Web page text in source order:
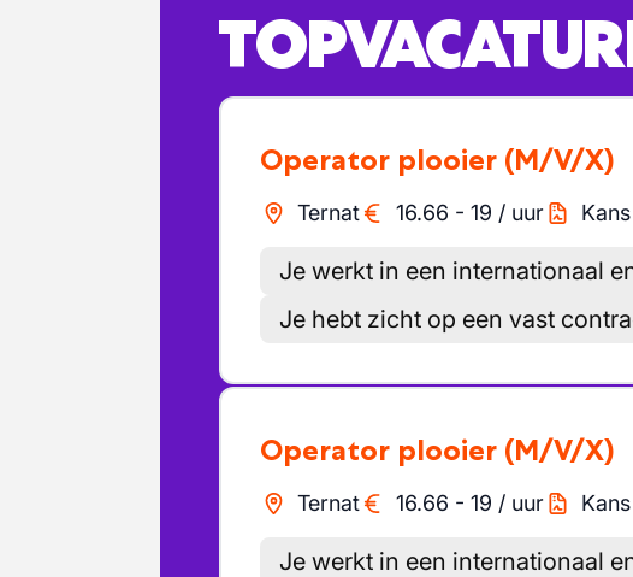
Operator plooier (M/V/X)
Ternat 16.66 - 19 / uur
Je werkt in een internationaal
Je hebt zicht op een vast
Operator plooier (M/V/X)
Ternat 16.66 - 19 / uur
Je werkt in een internationaal